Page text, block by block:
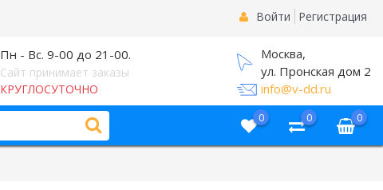
Войти Регистрация
Пн - Вс. 9-00 до 21-00.
Сайт принимает заказы
КРУГЛОСУТОЧНО
Москва,
ул. Пронская дом 2
info@v-dd.ru
0 0 0